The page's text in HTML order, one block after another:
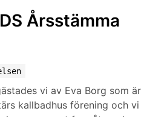
Årsstämma
vi av Eva Borg som är
kallbadhus förening och vi